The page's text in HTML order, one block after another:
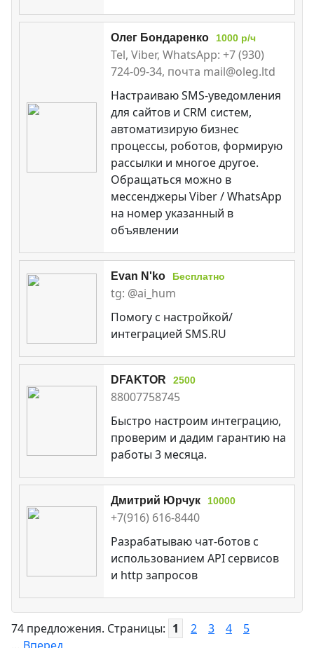
Олег Бондаренко 1000 р/ч
Tel, Viber, WhatsApp: +7 (930)
724-09-34, почта mail@oleg.ltd
Настраиваю SMS-уведомления
для сайтов и CRM систем,
автоматизирую бизнес
процессы, роботов, формирую
рассылки и многое другое.
Обращаться можно в
мессенджеры Viber / WhatsApp
на номер указанный в
объявлении
Evan N'ko Бесплатно
tg: @ai_hum
Помогу с настройкой/
интеграцией SMS.RU
DFAKTOR 2500
88007758745
Быстро настроим интеграцию,
проверим и дадим гарантию на
работы 3 месяца.
Дмитрий Юрчук 10000
+7(916) 616-8440
Разрабатываю чат-ботов с
использованием API сервисов
и http запросов
74 предложения. Страницы: 1 2 3 4
5